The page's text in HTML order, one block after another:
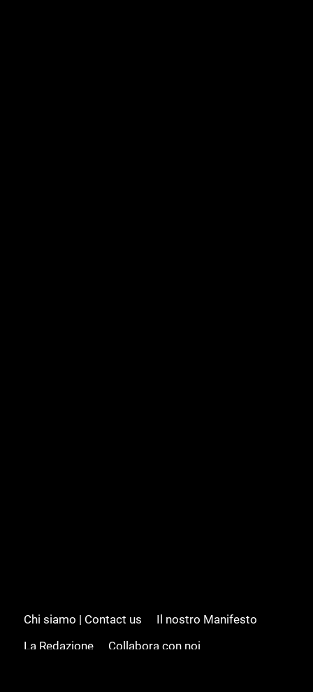
Chi siamo | Contact us
Il nostro Manifesto
La Redazione
Collabora con noi